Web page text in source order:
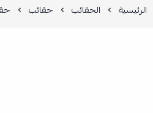
الرئيسية الحقائب حقائب